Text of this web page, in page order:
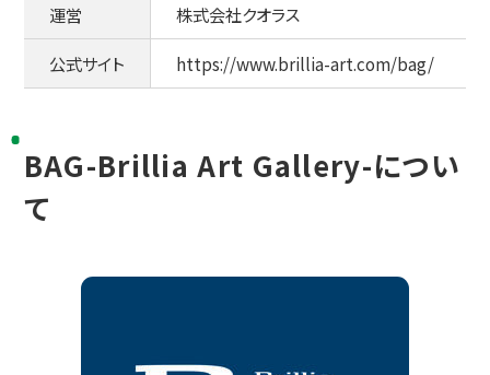
運営 株式会社クオラス
公式サイト https://www.brillia-art.com/bag/
BAG-Brillia Art Gallery-につい
て